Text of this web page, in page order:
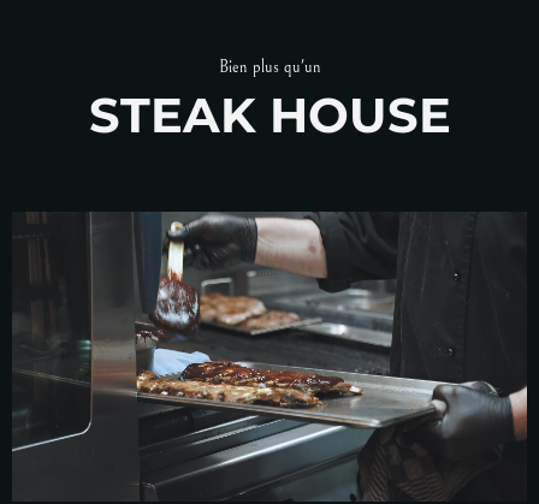
Bien plus qu'un
STEAK HOUSE